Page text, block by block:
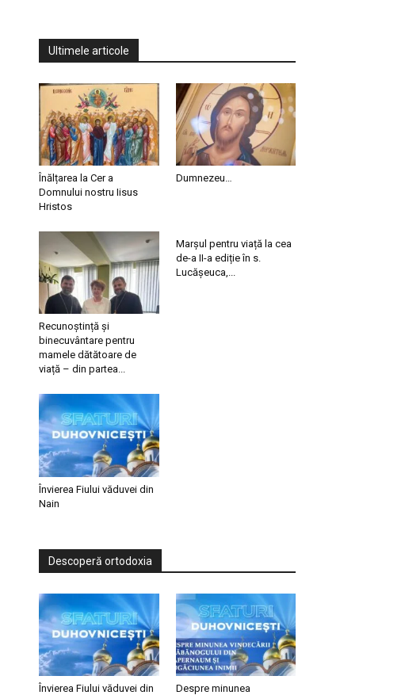
Ultimele articole
Înălțarea la Cer a
Domnului nostru Iisus
Hristos
Dumnezeu…
Recunoștință și
binecuvântare pentru
mamele dătătoare de
viață – din partea...
Marșul pentru viață la cea
de-a II-a ediție în s.
Lucășeuca,...
Învierea Fiului văduvei din
Nain
Descoperă ortodoxia
Învierea Fiului văduvei din
Despre minunea